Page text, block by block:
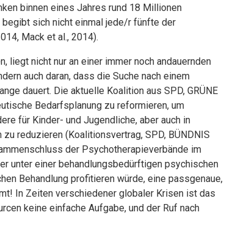
binnen eines Jahres rund 18 Millionen
begibt sich nicht einmal jede/r fünfte der
Mack et al., 2014).
liegt nicht nur an einer immer noch andauernden
auch daran, dass die Suche nach einem
dauert. Die aktuelle Koalition aus SPD, GRÜNE
Bedarfsplanung zu reformieren, um
für Kinder- und Jugendliche, aber auch in
reduzieren (Koalitionsvertrag, SPD, BÜNDNIS
der Psychotherapieverbände im
unter einer behandlungs­bedürftigen psychischen
Behandlung profitieren würde, eine passgenaue,
In Zeiten verschiedener globaler Krisen ist das
keine einfache Aufgabe, und der Ruf nach